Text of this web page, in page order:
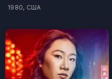
1980, США